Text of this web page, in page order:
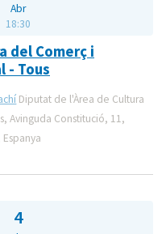
Abr
18:30
del Comerç i
- Tous
Diputat de l'Àrea de Cultura
Avinguda Constitució, 11,
4